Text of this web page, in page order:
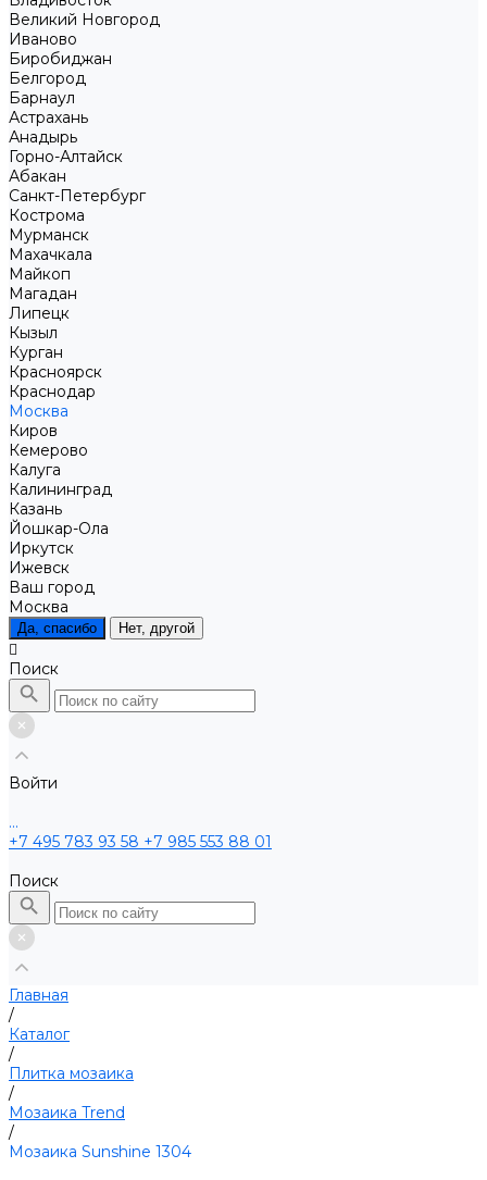
Великий Новгород
Иваново
Биробиджан
Белгород
Барнаул
Астрахань
Анадырь
Горно-Алтайск
Абакан
Санкт-Петербург
Кострома
Мурманск
Махачкала
Майкоп
Магадан
Липецк
Кызыл
Курган
Красноярск
Краснодар
Москва
Киров
Кемерово
Калуга
Калининград
Казань
Йошкар-Ола
Иркутск
Ижевск
Ваш город
Москва
Да, спасибо Нет, другой
Поиск
Войти
...
+7 495 783 93 58 +7 985 553 88 01
Поиск
Главная
/
Каталог
/
Плитка мозаика
/
Мозаика Trend
/
Мозаика Sunshine 1304